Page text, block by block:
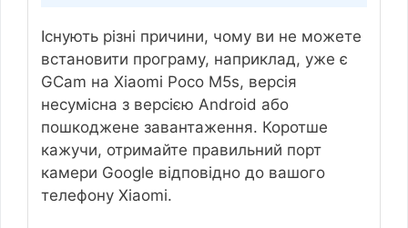
Існують різні причини, чому ви не можете
встановити програму, наприклад, уже є
GCam на Xiaomi Poco M5s, версія
несумісна з версією Android або
пошкоджене завантаження. Коротше
кажучи, отримайте правильний порт
камери Google відповідно до вашого
телефону Xiaomi.